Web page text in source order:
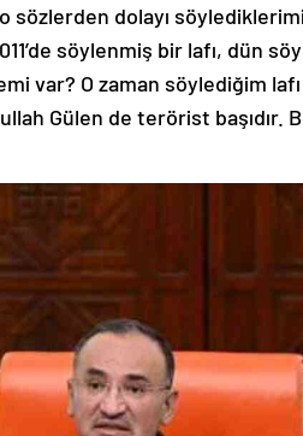
sözlerden dolayı
söylenmiş bir lafı, dün
var? O zaman söylediğim
Gülen de terörist başıdır.